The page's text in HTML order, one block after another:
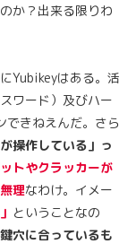
か？出来る限りわ
Yubikeyはある。活
ワード）及びハー
できねえんだ。さら
が操作している」っ
トやクラッカーが
理なわけ。イメー
ということなの
穴に合っているも